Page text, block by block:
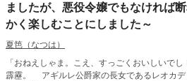
ましたが、悪役令嬢でもなければ
かく楽しむことにしました～
夏笆（なつは）
「おねえしゃま。こえ、すっごくおいしいでし！」 弟のその言葉は、
霹靂。 アギルレ公爵家の長女であるレオカディアは、その瞬間、今自分が生